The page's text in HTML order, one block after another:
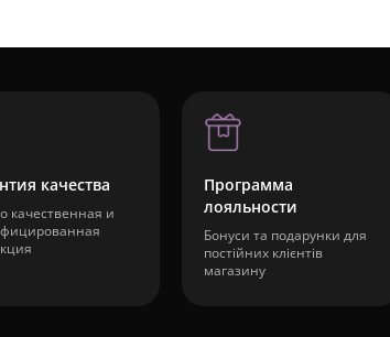
качества
качественная и
Программа
лояльности
Бонуси та подарунки для
постійних клієнтів
магазину